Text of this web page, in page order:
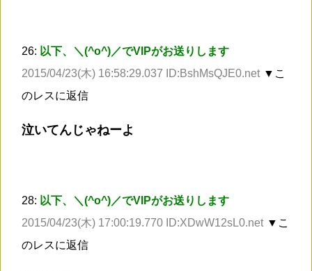
26: 以下、＼(^o^)／でVIPがお送りします
2015/04/23(木) 16:58:29.037 ID:BshMsQJE0.net ▼こ
のレスに返信
泣いてんじゃねーよ
28: 以下、＼(^o^)／でVIPがお送りします
2015/04/23(木) 17:00:19.770 ID:XDwW12sL0.net ▼こ
のレスに返信